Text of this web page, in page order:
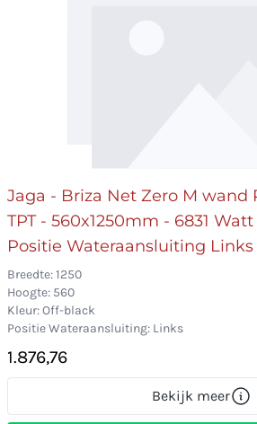
Jaga - Briza Net Zero M wand
TPT - 560x1250mm - 6831
Positie Wateraansluiting Links
Breedte: 1250
Hoogte: 560
Kleur: Off-black
Positie Wateraansluiting: Links
1.876,76
Bekijk meer